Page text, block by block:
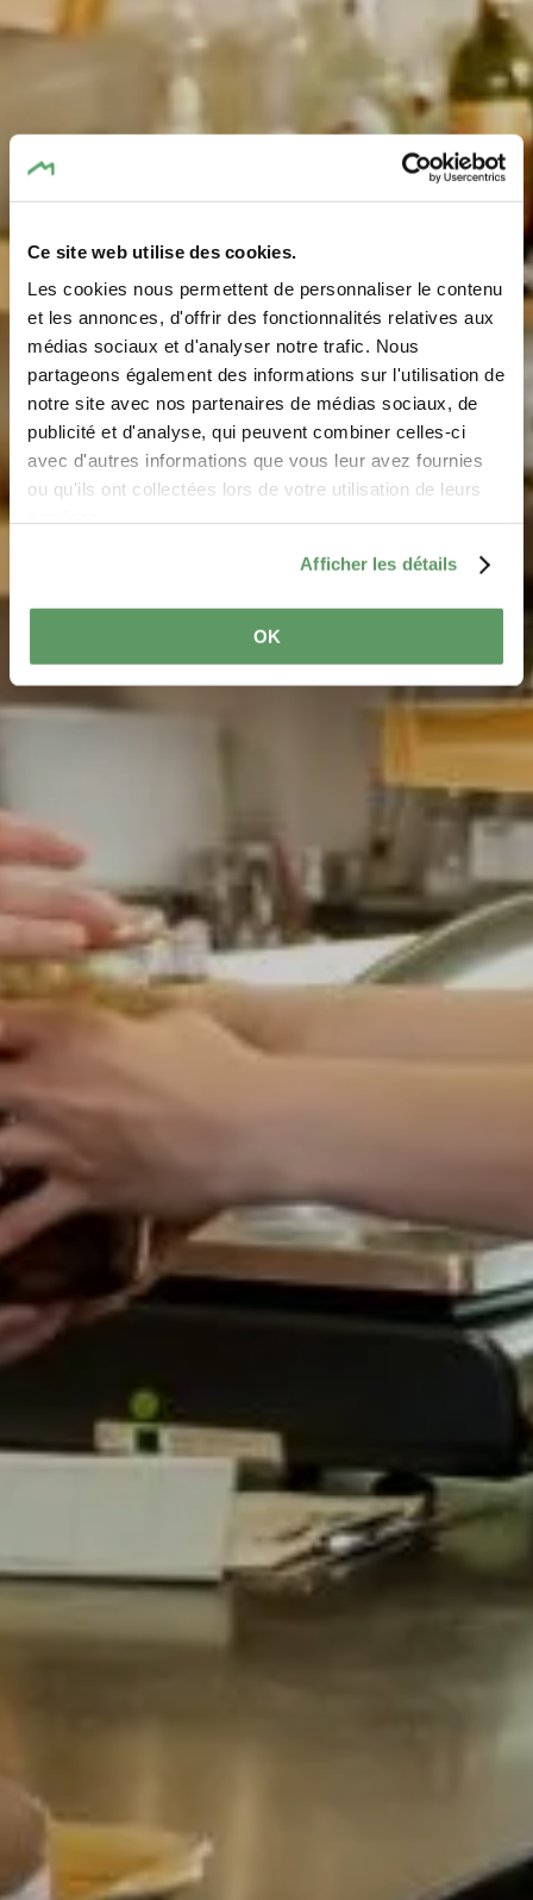
Ce site web utilise des cookies.
Les cookies nous permettent de personnaliser le contenu
et les annonces, d'offrir des fonctionnalités relatives aux
médias sociaux et d'analyser notre trafic. Nous
partageons également des informations sur l'utilisation de
notre site avec nos partenaires de médias sociaux, de
publicité et d'analyse, qui peuvent combiner celles-ci
avec d'autres informations que vous leur avez fournies
ou qu'ils ont collectées lors de votre utilisation de leurs
Afficher les détails
OK
Regional Products